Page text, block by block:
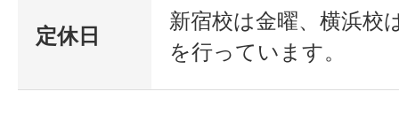
定休日
新宿校は金曜、横浜校
を行っています。